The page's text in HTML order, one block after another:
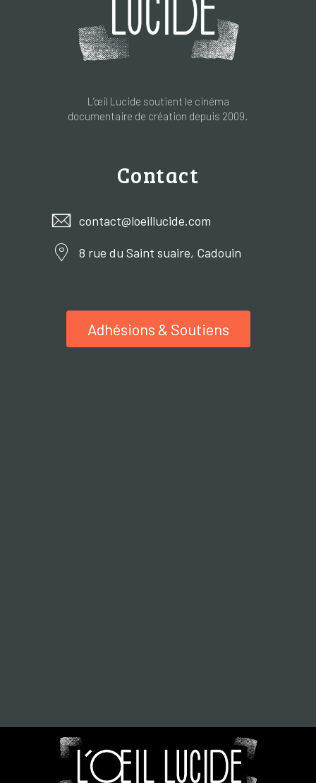
L’œil Lucide soutient le cinéma
documentaire de création depuis 2009.
Contact
contact@loeillucide.com
8 rue du Saint suaire, Cadouin
Adhésions & Soutiens